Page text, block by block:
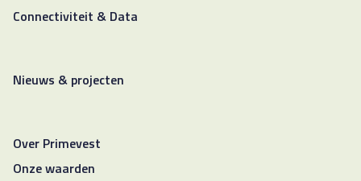
Connectiviteit & Data
Nieuws & projecten
Over Primevest
Onze waarden